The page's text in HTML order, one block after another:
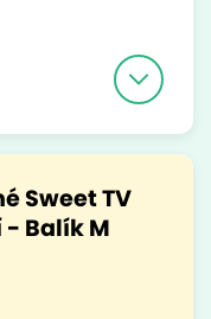
Sweet TV
- Balík M